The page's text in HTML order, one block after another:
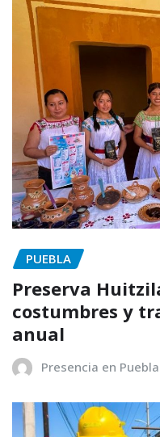
PUEBLA
Preserva
costumbres y
anual
Presencia en Puebla